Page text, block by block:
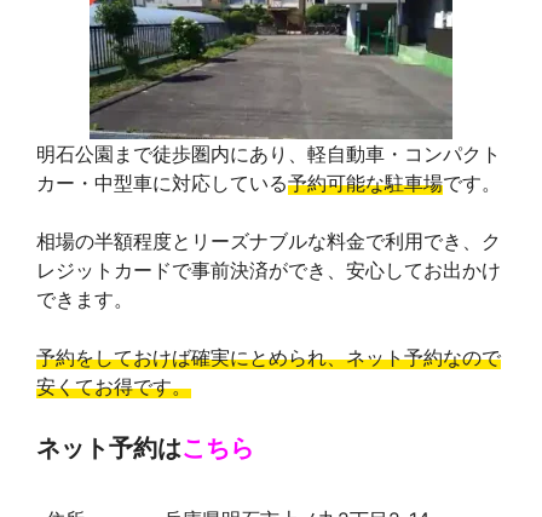
明石公園まで徒歩圏内にあり、軽自動車・コンパクト
カー・中型車に対応している予約可能な駐車場です。
相場の半額程度とリーズナブルな料金で利用でき、ク
レジットカードで事前決済ができ、安心してお出かけ
できます。
予約をしておけば確実にとめられ、ネット予約なので
安くてお得です。
ネット予約はこちら